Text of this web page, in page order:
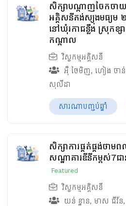
សិក្សាបណ្តាញចែកចា
អគ្គិសនីតង់ស្យុងមធ្យ
នៅឃុំរកាជន្លឹង ស្រុកខ្ស
កណ្ដាល
វិស្វកម្មអគ្គិសនី
អ៊ឺ ថៃមិញ, ហៀង ចា
សុលីដា
សារណាបញ្ចប់ឆ្នាំ
សិក្សាការផ្គត់ផ្គង់ថាម
សណ្ឋាគារឌីនីកម្ពស់7ជ
Featured
វិស្វកម្មអគ្គិសនី
យន់ ខ្នាន, មាស ជីវ័ន,